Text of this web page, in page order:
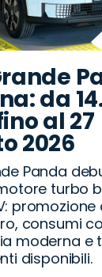
da
al 27
2026
Panda
turbo
promozione
consumi
moderna e
disponibili.